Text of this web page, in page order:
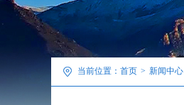
当前位置： 首页 > 新闻中心